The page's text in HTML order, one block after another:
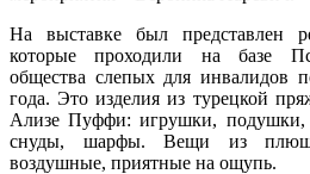
На выставке был представлен
которые проходили на базе
общества слепых для инвалидов
года. Это изделия из турецкой
Ализе Пуффи: игрушки, подушки,
снуды, шарфы. Вещи из
воздушные, приятные на ощупь.